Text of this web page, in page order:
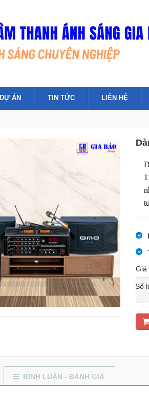
DỰ ÁN TIN TỨC LIÊN HỆ
Giá
Số
BÌNH LUẬN - ĐÁNH GIÁ